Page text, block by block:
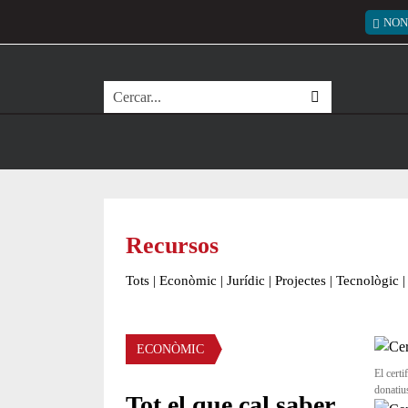
Cerca
Recursos
Tots | Econòmic | Jurídic | Projectes | Tecnològic |
Àmbit
ECONÒMIC
El